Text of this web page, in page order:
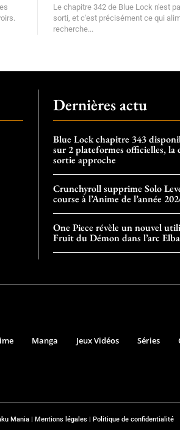
Le chapitre 342 de Blue Lock n'est
sorti, et c'est précisément ce qui
recherche...
Dernières actu
Blue Lock chapitre 343
sur 2 plateformes officielles, la
sortie approche
Crunchyroll supprime Solo
course à l’Anime de l’année
One Piece révèle un nouvel
Fruit du Démon dans l’arc
Manga Jeux Vidéos Séries
Mania | Mentions légales| Politique de confidentialité